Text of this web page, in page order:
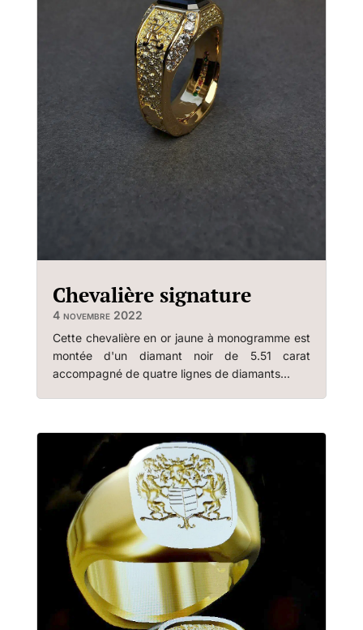
Chevalière signature
4 novembre 2022
Cette chevalière en or jaune à monogramme est
montée d'un diamant noir de 5.51 carat
accompagné de quatre lignes de diamants...